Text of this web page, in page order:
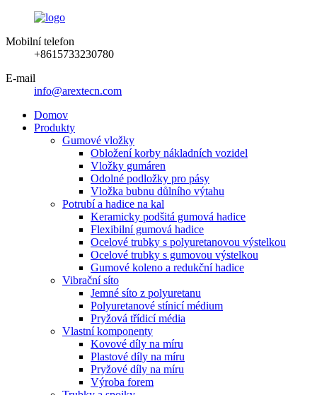
Mobilní telefon
+8615733230780
E-mail
info@arextecn.com
Domov
Produkty
Gumové vložky
Obložení korby nákladních vozidel
Vložky gumáren
Odolné podložky pro pásy
Vložka bubnu důlního výtahu
Potrubí a hadice na kal
Keramicky podšitá gumová hadice
Flexibilní gumová hadice
Ocelové trubky s polyuretanovou výstelkou
Ocelové trubky s gumovou výstelkou
Gumové koleno a redukční hadice
Vibrační síto
Jemné síto z polyuretanu
Polyuretanové stínicí médium
Pryžová třídicí média
Vlastní komponenty
Kovové díly na míru
Plastové díly na míru
Pryžové díly na míru
Výroba forem